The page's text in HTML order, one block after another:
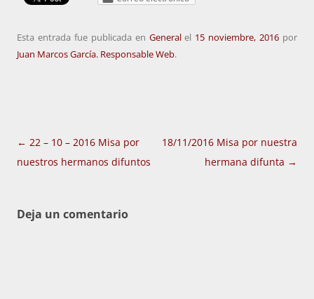
Esta entrada fue publicada en Generalel 15 noviembre, 2016 por
Juan Marcos García. Responsable Web.
Navegación
de
← 22 – 10 – 2016 Misa por
nuestros hermanos difuntos
18/11/2016 Misa por nuestra
hermana difunta →
Deja un comentario